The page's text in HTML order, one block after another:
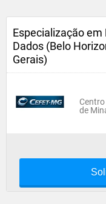
Especialização em
Dados (Belo
Gerais)
de